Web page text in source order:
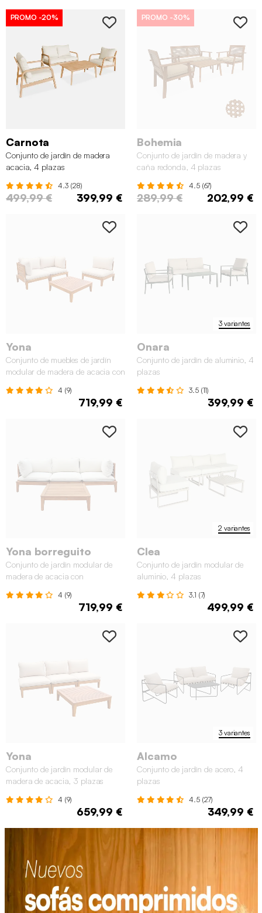
PROMO -20%
Carnota
Conjunto de jardín de madera
acacia, 4 plazas
4.3 (28)
499,99 € 399,99 €
PROMO -30%
Bohemia
Conjunto de jardín de madera y
caña redonda, 4 plazas
4.5 (67)
289,99 € 202,99 €
Yona
Conjunto de muebles de jardín
modular de madera de acacia con
4 (9)
719,99 €
3 variantes
Onara
Conjunto de jardín de aluminio, 4
plazas
3.5 (11)
399,99 €
Yona borreguito
Conjunto de jardín modular de
madera de acacia con
4 (9)
719,99 €
2 variantes
Clea
Conjunto de jardín modular de
aluminio, 4 plazas
3.1 (7)
499,99 €
Yona
Conjunto de jardín modular de
madera de acacia, 3 plazas
4 (9)
659,99 €
3 variantes
Alcamo
Conjunto de jardín de acero, 4
plazas
4.5 (27)
349,99 €